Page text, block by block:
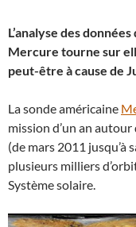
L’analyse des
Mercure tourne sur
peut-être à cause de
La sonde américaine
mission d’un an autour
(de mars 2011 jusqu’à
plusieurs milliers
Système solaire.